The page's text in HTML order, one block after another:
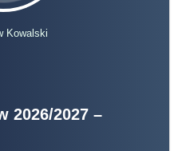
Kowalski
2026/2027 –